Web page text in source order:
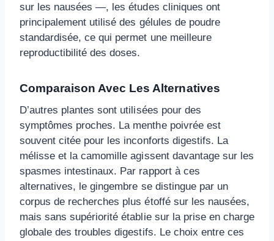
sur les nausées —, les études cliniques ont
principalement utilisé des gélules de poudre
standardisée, ce qui permet une meilleure
reproductibilité des doses.
Comparaison Avec Les Alternatives
D’autres plantes sont utilisées pour des
symptômes proches. La menthe poivrée est
souvent citée pour les inconforts digestifs. La
mélisse et la camomille agissent davantage sur les
spasmes intestinaux. Par rapport à ces
alternatives, le gingembre se distingue par un
corpus de recherches plus étoffé sur les nausées,
mais sans supériorité établie sur la prise en charge
globale des troubles digestifs. Le choix entre ces